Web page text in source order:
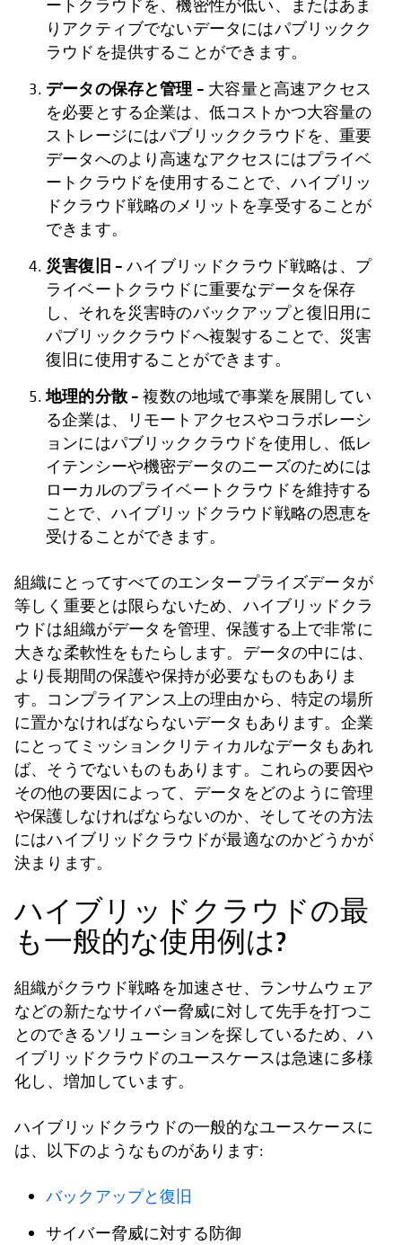
ートクラウドを、機密性が低い、またはあま
りアクティブでないデータにはパブリックク
ラウドを提供することができます。
データの保存と管理 – 大容量と高速アクセス
を必要とする企業は、低コストかつ大容量の
ストレージにはパブリッククラウドを、重要
データへのより高速なアクセスにはプライベ
ートクラウドを使用することで、ハイブリッ
ドクラウド戦略のメリットを享受することが
できます。
災害復旧 – ハイブリッドクラウド戦略は、プ
ライベートクラウドに重要なデータを保存
し、それを災害時のバックアップと復旧用に
パブリッククラウドへ複製することで、災害
復旧に使用することができます。
地理的分散 – 複数の地域で事業を展開してい
る企業は、リモートアクセスやコラボレーシ
ョンにはパブリッククラウドを使用し、低レ
イテンシーや機密データのニーズのためには
ローカルのプライベートクラウドを維持する
ことで、ハイブリッドクラウド戦略の恩恵を
受けることができます。
組織にとってすべてのエンタープライズデータが
等しく重要とは限らないため、ハイブリッドクラ
ウドは組織がデータを管理、保護する上で非常に
大きな柔軟性をもたらします。データの中には、
より長期間の保護や保持が必要なものもありま
す。コンプライアンス上の理由から、特定の場所
に置かなければならないデータもあります。企業
にとってミッションクリティカルなデータもあれ
ば、そうでないものもあります。これらの要因や
その他の要因によって、データをどのように管理
や保護しなければならないのか、そしてその方法
にはハイブリッドクラウドが最適なのかどうかが
決まります。
ハイブリッドクラウドの最
も一般的な使用例は?
組織がクラウド戦略を加速させ、ランサムウェア
などの新たなサイバー脅威に対して先手を打つこ
とのできるソリューションを探しているため、ハ
イブリッドクラウドのユースケースは急速に多様
化し、増加しています。
ハイブリッドクラウドの一般的なユースケースに
は、以下のようなものがあります:
バックアップと復旧
サイバー脅威に対する防御